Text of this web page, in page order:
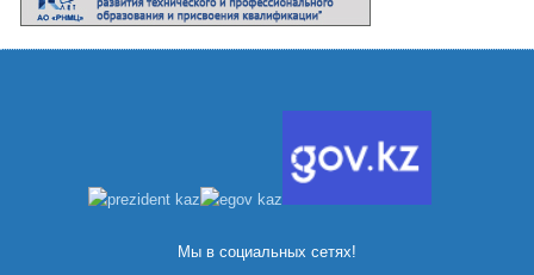
Мы в социальных сетях!